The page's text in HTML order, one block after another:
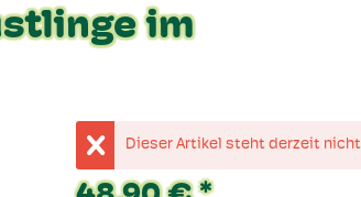
im
Dieser Artikel steht derzeit